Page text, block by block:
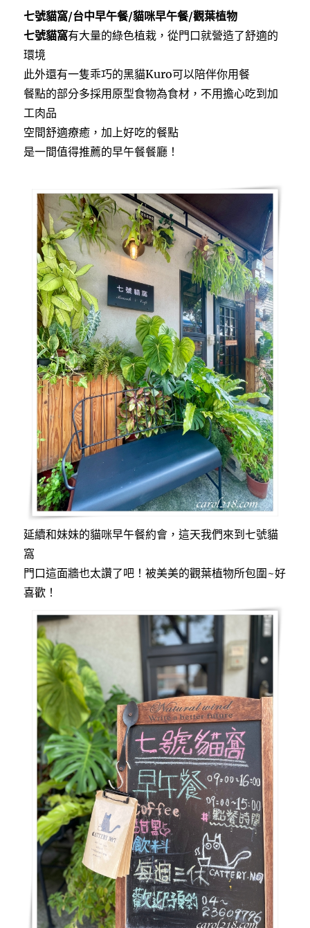
c
e
b
o
o
k
i
t
t
e
n
e
七號貓窩/台中早午餐/貓咪早午餐/觀葉植物
七號貓窩有大量的綠色植栽，從門口就營造了舒適的
環境
此外還有一隻乖巧的黑貓Kuro可以陪伴你用餐
餐點的部分多採用原型食物為食材，不用擔心吃到加
工肉品
空間舒適療癒，加上好吃的餐點
是一間值得推薦的早午餐餐廳！
延續和妹妹的貓咪早午餐約會，這天我們來到七號貓
窩
門口這面牆也太讚了吧！被美美的觀葉植物所包圍~好
喜歡！